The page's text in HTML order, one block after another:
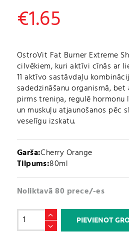
€1.65
OstroVit Fat Burner Extreme
cilvēkiem, kuri aktīvi cīnās ar
11 aktīvo sastāvdaļu
sadedzināšanu organismā,
pirms treniņa, regulē
un muskuļu atjaunošanos pēc
veselīgu izskatu.
Garša:Cherry Orange
Tilpums:80ml
Noliktavā 80 prece/-es
Fat
Burner
PIEVIENOT